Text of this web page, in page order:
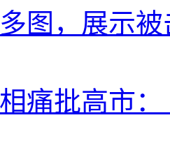
图，展示
痛批高市